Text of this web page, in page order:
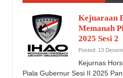
Kejuaraan
Memanah
2025 Sesi 2
Posted: 13
Kejurnas
Piala Gubernur Sesi II 2025